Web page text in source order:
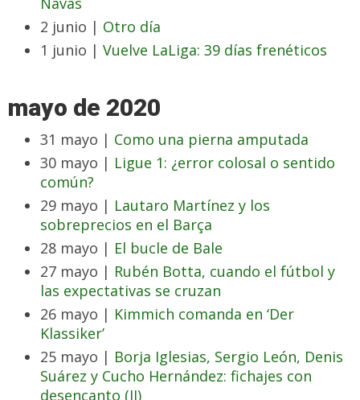
2 junio | Otro día
1 junio | Vuelve LaLiga: 39 días frenéticos
mayo de 2020
31 mayo | Como una pierna amputada
30 mayo | Ligue 1: ¿error colosal o sentido
común?
29 mayo | Lautaro Martínez y los
sobreprecios en el Barça
28 mayo | El bucle de Bale
27 mayo | Rubén Botta, cuando el fútbol y
las expectativas se cruzan
26 mayo | Kimmich comanda en ‘Der
Klassiker’
25 mayo | Borja Iglesias, Sergio León, Denis
Suárez y Cucho Hernández: fichajes con
desencanto (II)